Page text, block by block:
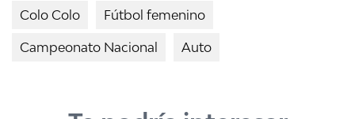
Colo Colo Fútbol femenino
Campeonato Nacional Auto